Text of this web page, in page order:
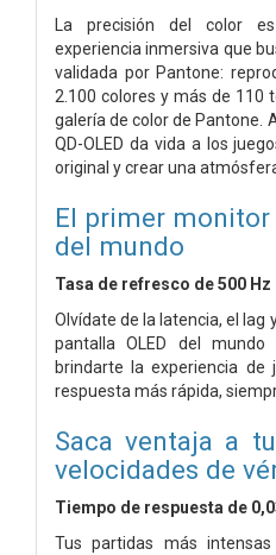
La precisión del color
experiencia inmersiva que
validada por Pantone:
2.100 colores y más de 110
galería de color de Pantone.
QD-OLED da vida a los
original y crear una
El primer monitor
del mundo
Tasa de refresco de 500 Hz
Olvídate de la latencia, el lag
pantalla OLED del
brindarte la experiencia
respuesta más rápida,
Saca ventaja a
velocidades de
Tiempo de respuesta de
Tus partidas más